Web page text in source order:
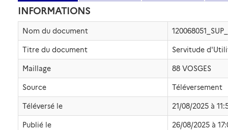
INFORMATIONS
Nom du document
Titre du document Servitude
Maillage 88 VOSGES
Source Téléversement
Téléversé le 21/08/2025 à
Publié le 26/08/2025 à